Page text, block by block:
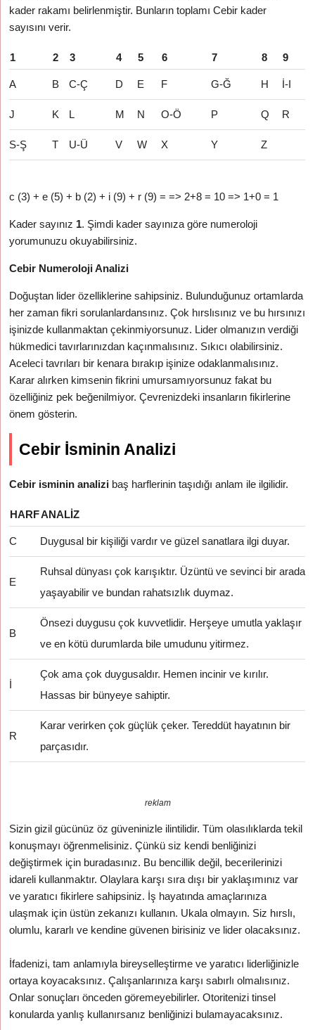
kader rakamı belirlenmiştir. Bunların toplamı Cebir kader
sayısını verir.
1 2 3 4 5 6 7 8 9
A B C-Ç D E F G-Ğ H İ-I
J K L M N O-Ö P Q R
S-Ş T U-Ü V W X Y Z
c (3) + e (5) + b (2) + i (9) + r (9) = => 2+8 = 10 => 1+0 = 1
Kader sayınız 1. Şimdi kader sayınıza göre numeroloji
yorumunuzu okuyabilirsiniz.
Cebir Numeroloji Analizi
Doğuştan lider özelliklerine sahipsiniz. Bulunduğunuz ortamlarda
her zaman fikri sorulanlardansınız. Çok hırslısınız ve bu hırsınızı
işinizde kullanmaktan çekinmiyorsunuz. Lider olmanızın verdiği
hükmedici tavırlarınızdan kaçınmalısınız. Sıkıcı olabilirsiniz.
Aceleci tavrıları bir kenara bırakıp işinize odaklanmalısınız.
Karar alırken kimsenin fikrini umursamıyorsunuz fakat bu
özelliğiniz pek beğenilmiyor. Çevrenizdeki insanların fikirlerine
önem gösterin.
Cebir İsminin Analizi
Cebir isminin analizi baş harflerinin taşıdığı anlam ile ilgilidir.
HARFANALIZ
C Duygusal bir kişiliği vardır ve güzel sanatlara ilgi duyar.
E
Ruhsal dünyası çok karışıktır. Üzüntü ve sevinci bir arada
yaşayabilir ve bundan rahatsızlık duymaz.
B
Önsezi duygusu çok kuvvetlidir. Herşeye umutla yaklaşır
ve en kötü durumlarda bile umudunu yitirmez.
İ
Çok ama çok duygusaldır. Hemen incinir ve kırılır.
Hassas bir bünyeye sahiptir.
R
Karar verirken çok güçlük çeker. Tereddüt hayatının bir
parçasıdır.
reklam
Sizin gizil gücünüz öz güveninizle ilintilidir. Tüm olasılıklarda tekil
konuşmayı öğrenmelisiniz. Çünkü siz kendi benliğinizi
değiştirmek için buradasınız. Bu bencillik değil, becerilerinizi
idareli kullanmaktır. Olaylara karşı sıra dışı bir yaklaşımınız var
ve yaratıcı fikirlere sahipsiniz. İş hayatında amaçlarınıza
ulaşmak için üstün zekanızı kullanın. Ukala olmayın. Siz hırslı,
olumlu, kararlı ve kendine güvenen birisiniz ve lider olacaksınız.
İfadenizi, tam anlamıyla bireyselleştirme ve yaratıcı liderliğinizle
ortaya koyacaksınız. Çalışanlarınıza karşı sabırlı olmalısınız.
Onlar sonuçları önceden göremeyebilirler. Otoritenizi tinsel
konularda yanlış kullanırsanız benliğinizi bulamayacaksınız.